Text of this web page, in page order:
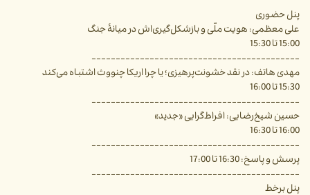
پنل حضوری
علی معظمی: هویت ملّی و بازشکل‌گیری‌اش در میانۀ جنگ
15:00 تا 15:30
-------------------------------------------
مهدی هاتف: در نقد خشونت‌پرهیزی؛ یا چرا اریکا چنووث اشتباه می‌کند
15:30 تا 16:00
-------------------------------------------
حسین شیخ‌رضایی: افراط‌گرایی «جدید»
16:00 تا 16:30
-------------------------------------------
پرسش و پاسخ: 16:30 تا 17:00
-------------------------------------------
پنل برخط